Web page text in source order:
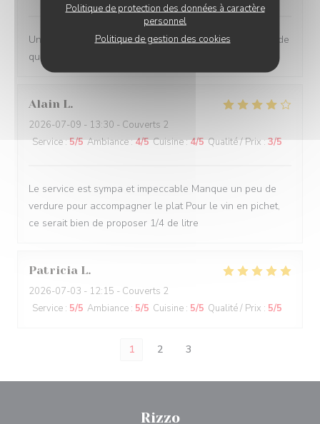
Politique de protection des données à caractère
personnel
Politique de gestion des cookies
Une bonne adresse où on y mange bien, le service est de
qualité et tout ça dans une ambiance conviviale.
Alain L
2026-07-09 - 13:30 - Couverts 2
Service:5/5 Ambiance:4/5 Cuisine:4/5 Qualité / Prix : 3/5
Le service est sympa et impeccable Manque un peu de
verdure pour accompagner le plat Pour le vin en pichet,
ce serait bien de proposer 1/4 de litre
Patricia L
2026-07-03 - 12:15 - Couverts 2
Service : 5/5 Ambiance : 5/5 Cuisine : 5/5 Qualité / Prix : 5/5
1 2 3
Rizzo